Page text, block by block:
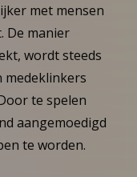
met mensen
De manier
wordt steeds
medeklinkers
te spelen
aangemoedigd
te worden.